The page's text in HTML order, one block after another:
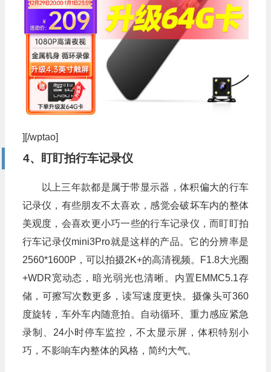
][/wptao]
4、盯盯拍行车记录仪
以上三年款都是属于带显示器，体积偏大的行车
记录仪，有些朋友不太喜欢，感觉会破坏车内的整体
美观度，会喜欢更小巧一些的行车记录仪，而盯盯拍
行车记录仪mini3Pro就是这样的产品。它的分辨率是
2560*1600P，可以拍摄2K+的高清视频。F1.8大光圈
+WDR宽动态，暗光弱光也清晰。内置EMMC5.1存
储，可擦写次数更多，读写速度更快。摄像头可360
度旋转，车外车内随意拍。自动循环、重力感应紧急
录制、24小时停车监控，不太显示屏，体积特别小
巧，不影响车内整体的风格，简约大气。